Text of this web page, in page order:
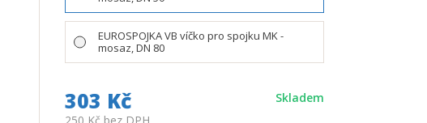
EUROSPOJKA VB víčko pro spojku MK -
mosaz, DN 80
303 Kč Skladem